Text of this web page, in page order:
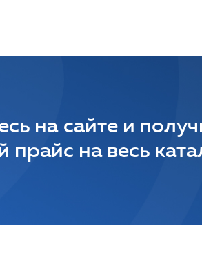
на сайте и
на весь